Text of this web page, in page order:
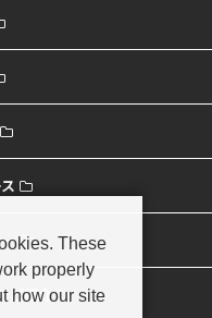
ご紹介
These
properly
how our site